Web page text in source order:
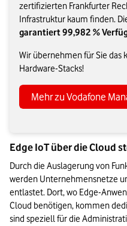
zertifizierten Frankfurter
Infrastruktur kaum finden.
garantiert 99,982 %
Wir übernehmen für Sie
Hardware-Stacks!
Mehr zu Vodafone
Edge IoT über die Cloud
Durch die Auslagerung von
werden Unternehmensnetze
entlastet. Dort, wo Edge-
Cloud benötigen, kommen
sind speziell für die